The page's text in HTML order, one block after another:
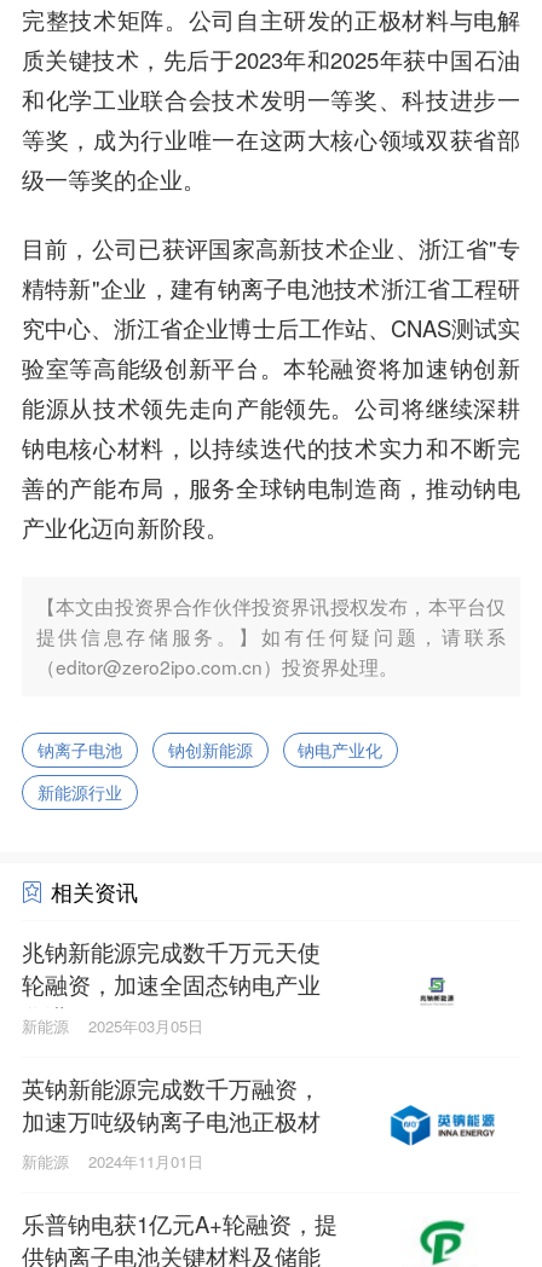
完整技术矩阵。公司自主研发的正极材料与电解
质关键技术，先后于2023年和2025年获中国石油
和化学工业联合会技术发明一等奖、科技进步一
等奖，成为行业唯一在这两大核心领域双获省部
级一等奖的企业。
目前，公司已获评国家高新技术企业、浙江省"专
精特新"企业，建有钠离子电池技术浙江省工程研
究中心、浙江省企业博士后工作站、CNAS测试实
验室等高能级创新平台。本轮融资将加速钠创新
能源从技术领先走向产能领先。公司将继续深耕
钠电核心材料，以持续迭代的技术实力和不断完
善的产能布局，服务全球钠电制造商，推动钠电
产业化迈向新阶段。
【本文由投资界合作伙伴投资界讯授权发布，本平台仅
提供信息存储服务。】如有任何疑问题，请联系
（editor@zero2ipo.com.cn）投资界处理。
钠离子电池 钠创新能源
钠电产业化
新能源行业
相关资讯
兆钠新能源完成数千万元天使
轮融资，加速全固态钠电产业
化进程
新能源 2025年03月05日
英钠新能源完成数千万融资，
加速万吨级钠离子电池正极材
料量产
新能源 2024年11月01日
乐普钠电获1亿元A+轮融资，提
供钠离子电池关键材料及储能